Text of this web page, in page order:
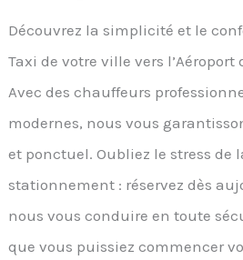
Découvrez la simplicité et le
Taxi de votre ville vers l’Aéroport
Avec des chauffeurs
modernes, nous vous
et ponctuel. Oubliez le stress de
stationnement : réservez dès
nous vous conduire en toute
que vous puissiez commencer